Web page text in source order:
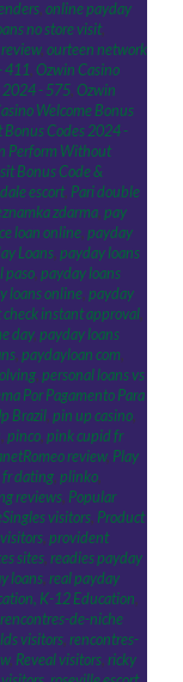
, online payday
no store visit,
, ourteen network
411, Ozwin Casino
2024 - 575, Ozwin
Welcome Bonus
Bonus Codes 2024 -
Perform Without
Bonus Code &
escort, Pari double
zdarma, pay
loan online, payday
Loans, payday loans
paso, payday loans
loans online, payday
instant approval,
day, payday loans
, paydayloan com,
, personal loans vs
Por Pagamento Para
Brazil, pin up casino,
, pinco, pink cupid fr
review, Play
dating, plinko,
reviews, Popular
visitors, Product
, provident
sites, readies payday
loans, real payday
K-12 Education,
rencontres-de-niche
visitors, rencontres-
, Reveal visitors, ricky